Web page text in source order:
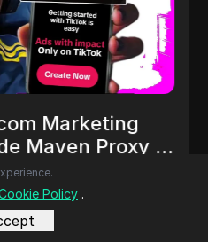
Marketing
Maven Proxy +
Tiktok
ganhar $15.000 com
Node Maven Proxy e
a
Maven, criação de
Policy .